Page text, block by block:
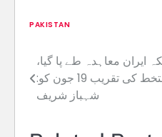
PAKISTAN
Post
navigation
ایران معاہدہ طے پا گیا،
دستخط کی تقریب 19 جون کو:
شہباز شریف